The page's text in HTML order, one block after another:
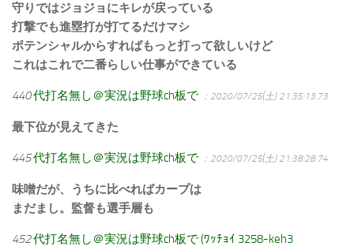
守りではジョジョにキレが戻っている
打撃でも進塁打が打てるだけマシ
ポテンシャルからすればもっと打って欲しいけど
これはこれで二番らしい仕事ができている
440代打名無し＠実況は野球ch板で ：2020/07/25(土) 21:35:13.73
最下位が見えてきた
445代打名無し＠実況は野球ch板で ：2020/07/25(土) 21:38:28.74
味噌だが、うちに比べればカープは
まだまし。監督も選手層も
452代打名無し＠実況は野球ch板で (ﾜｯﾁｮｲ 3258-keh3